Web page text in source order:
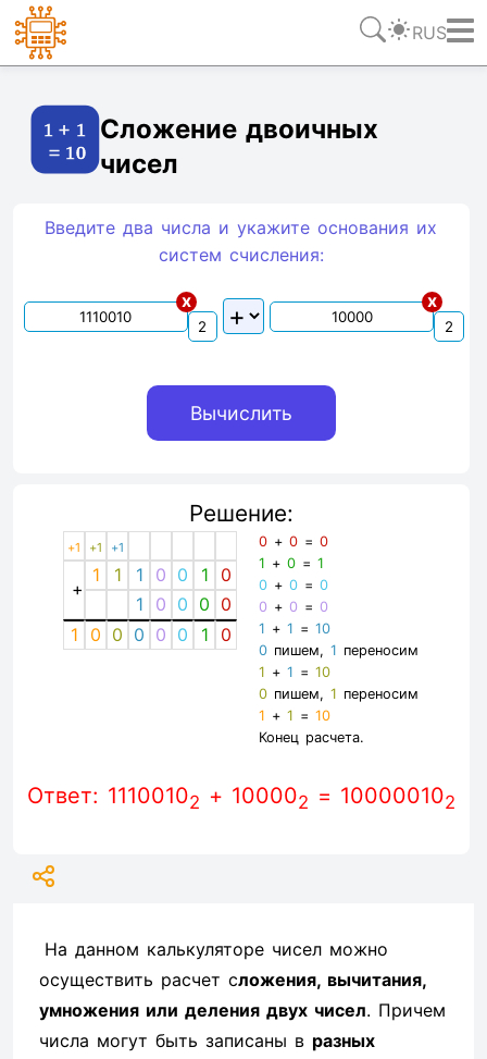
RUS
Сложение двоичных
чисел
Введите два числа и укажите основания их
систем счиcления:
x x
Решение:
+1 +1 +1
+
1 1 1 0 0 1
0
1
0 0 0 0
1
0 0 0 0 0 1 0
0 +0 =0
1 +0 =1
0 +0 =0
0 +0 =0
1 +1 =10
0 пишем,1 переносим
1 +1 =10
0 пишем,1 переносим
1 +1 =10
Конец расчета.
Ответ: 11100102 + 100002 = 100000102
На данном калькуляторе чисел можно
осуществить расчет сложения, вычитания,
умножения или деления двух чисел. Причем
числа могут быть записаны в разных